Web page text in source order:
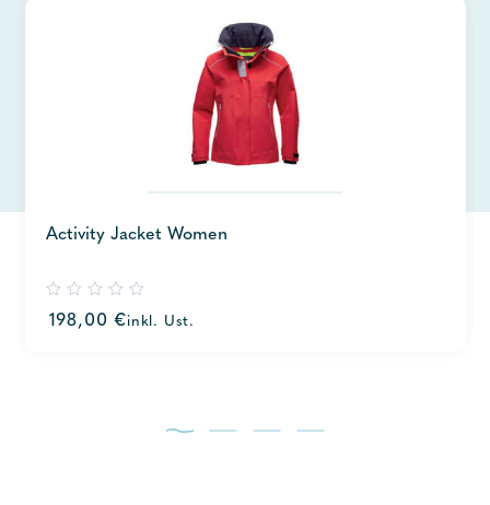
Activity Jacket Women
out
198,00€inkl. Ust.